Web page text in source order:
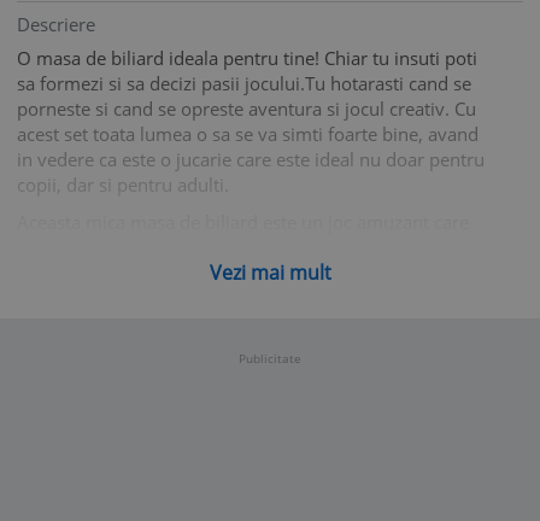
Descriere
O masa de biliard ideala pentru tine! Chiar tu insuti poti
sa formezi si sa decizi pasii jocului.Tu hotarasti cand se
porneste si cand se opreste aventura si jocul creativ. Cu
acest set toata lumea o sa se va simti foarte bine, avand
in vedere ca este o jucarie care este ideal nu doar pentru
copii, dar si pentru adulti.
Vezi mai mult
Publicitate